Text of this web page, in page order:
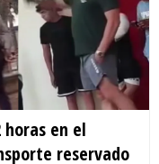
en el
reservado